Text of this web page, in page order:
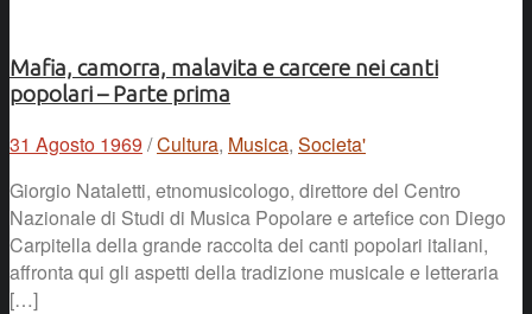
Mafia, camorra, malavita e carcere nei canti
popolari – Parte prima
31 Agosto 1969 /Cultura, Musica, Societa'
Giorgio Nataletti, etnomusicologo, direttore del Centro
Nazionale di Studi di Musica Popolare e artefice con Diego
Carpitella della grande raccolta dei canti popolari italiani,
affronta qui gli aspetti della tradizione musicale e letteraria
[…]